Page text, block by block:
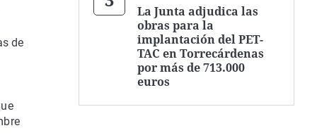
de
La Junta adjudica las
obras para la
implantación del PET-
TAC en Torrecárdenas
por más de 713.000
euros